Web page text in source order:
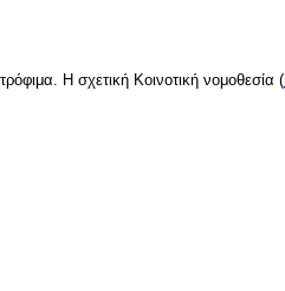
Η σχετική Κοινοτική νομοθεσία (